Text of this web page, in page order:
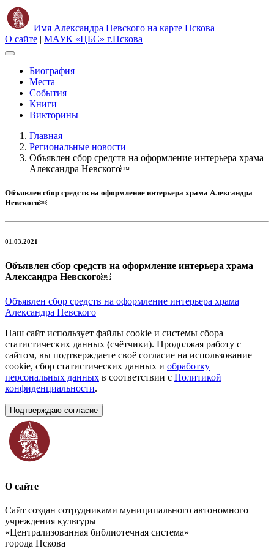
Имя Александра Невского на карте Пскова
О сайте | МАУК «ЦБС» г.Пскова
Биография
Места
События
Книги
Викторины
Главная
Региональные новости
Объявлен сбор средств на оформление интерьера храма
Александра Невского￼
Объявлен сбор средств на оформление интерьера храма Александра
Невского￼
01.03.2021
Объявлен сбор средств на оформление интерьера храма
Александра Невского￼
Объявлен сбор средств на оформление интерьера храма
Александра Невского
Наш сайт использует файлы cookie и системы сбора
статистических данных (счётчики). Продолжая работу с
сайтом, вы подтверждаете своё согласие на использование
cookie, сбор статистических данных и обработку
персональных данных в соответствии с Политикой
конфиденциальности.
Подтверждаю согласие
О сайте
Сайт создан сотрудниками муниципального автономного
учреждения культуры
«Централизованная библиотечная система»
города Пскова